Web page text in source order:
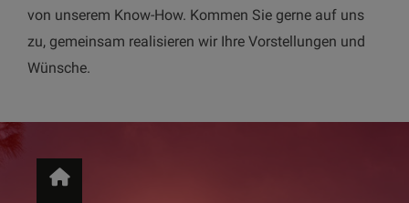
von unserem Know-How. Kommen Sie gerne auf uns
zu, gemeinsam realisieren wir Ihre Vorstellungen und
Wünsche.